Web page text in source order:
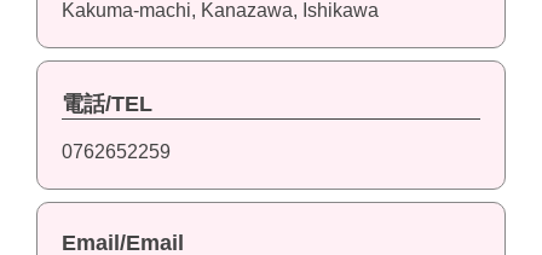
Kakuma-machi, Kanazawa, Ishikawa
電話/TEL
0762652259
Email/Email